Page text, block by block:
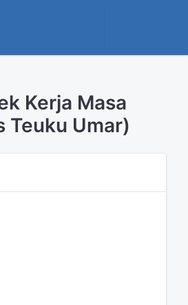
Kerja Masa
Teuku Umar)